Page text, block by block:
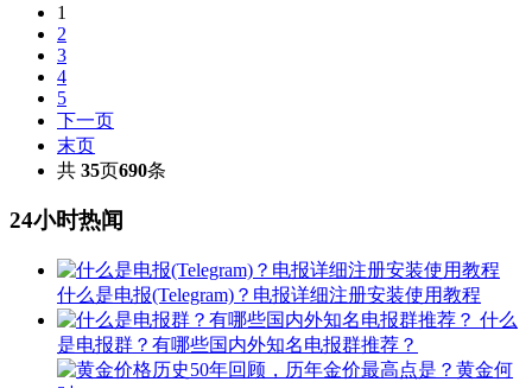
1
2
3
4
5
下一页
末页
共 35页690条
24小时热闻
什么是电报(Telegram)？电报详细注册安装使用教程
什么
是电报群？有哪些国内外知名电报群推荐？